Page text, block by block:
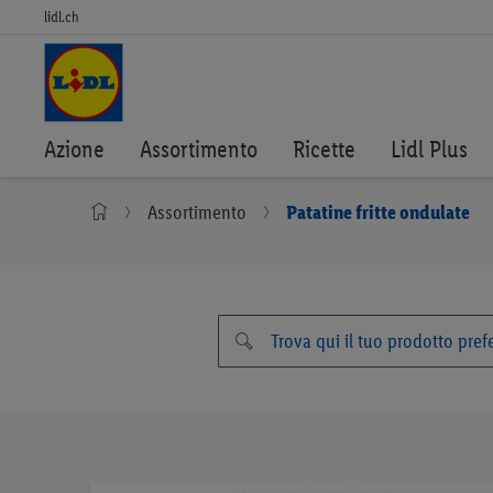
lidl.ch
Azione Assortimento Ricette Lidl Plus
Assortimento Patatine fritte ondulate